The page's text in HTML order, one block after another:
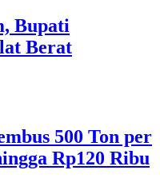
Bupati
Berat
500 Ton per
Rp120 Ribu